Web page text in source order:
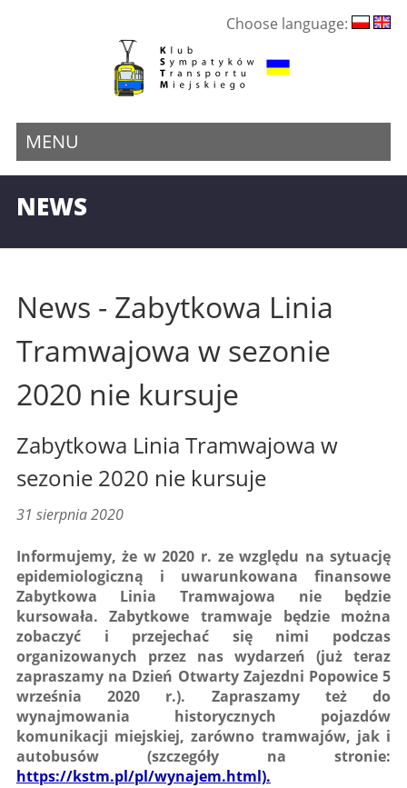
Choose language:
MENU
NEWS
News - Zabytkowa Linia
Tramwajowa w sezonie
2020 nie kursuje
Zabytkowa Linia Tramwajowa w
sezonie 2020 nie kursuje
31 sierpnia 2020
Informujemy, że w 2020 r. ze względu na sytuację
epidemiologiczną i uwarunkowana finansowe
Zabytkowa Linia Tramwajowa nie będzie
kursowała. Zabytkowe tramwaje będzie można
zobaczyć i przejechać się nimi podczas
organizowanych przez nas wydarzeń (już teraz
zapraszamy na Dzień Otwarty Zajezdni Popowice 5
września 2020 r.). Zapraszamy też do
wynajmowania historycznych pojazdów
komunikacji miejskiej, zarówno tramwajów, jak i
autobusów (szczegóły na stronie:
https://kstm.pl/pl/wynajem.html).